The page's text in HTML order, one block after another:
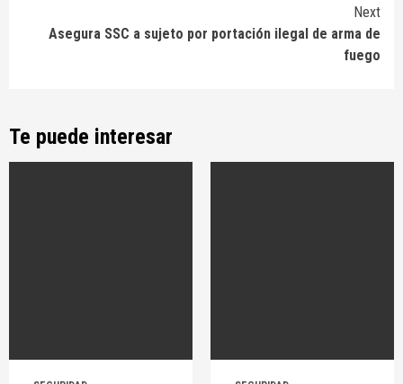
Next
Asegura SSC a sujeto por portación ilegal de arma de
fuego
Te puede interesar